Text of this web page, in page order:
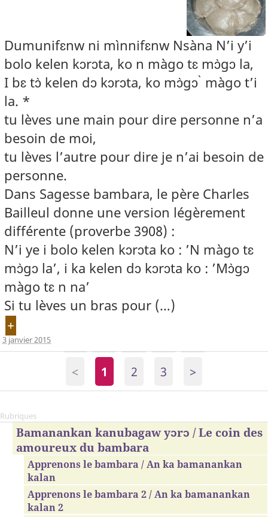
Dumunifɛnw ni mìnnifɛnw Nsàna N’i y’i
bolo kelen kɔrɔta, ko n màgo tɛ mɔ̀gɔ la,
I bɛ tɔ̀ kelen dɔ kɔrɔta, ko mɔ̀gɔ ̀ màgo t’i
la. *
tu lèves une main pour dire personne n’a
besoin de moi,
tu lèves l’autre pour dire je n’ai besoin de
personne.
Dans Sagesse bambara, le père Charles
Bailleul donne une version légèrement
différente (proverbe 3908) :
N’i ye i bolo kelen kɔrɔta ko : ’N màgo tɛ
mɔ̀gɔ la’, i ka kelen dɔ kɔrɔta ko : ’Mɔ̀gɔ
màgo tɛ n na’
Si tu lèves un bras pour (…)
+
3 janvier 2015
< 1 2 3 >
Rubriques
Bamanankan kanubagaw yɔrɔ / Le coin des
amoureux du bambara
Apprenons le bambara / An ka bamanankan
kalan
Apprenons le bambara 2 / An ka bamanankan
kalan 2